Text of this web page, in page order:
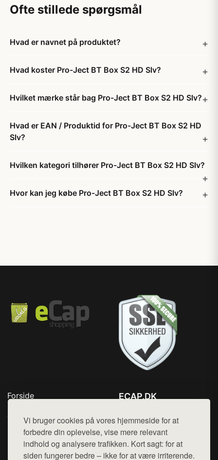
Vi bruger cookies på vores hjemmeside for at
forbedre din oplevelse, vise mere relevant
indhold og analysere trafikken. Kort sagt: for at
siden fungerer bedre – ikke for at være irriterende.
Ofte stillede spørgsmål
Hvad er navnet på produktet?
Hvad koster Pro-Ject BT Box S2 HD Slv?
Hvilket mærke står bag Pro-Ject BT Box S2 HD Slv?
Hvad er EAN / Produktid for Pro-Ject BT Box S2 HD
Slv?
Hvilken kategori tilhører Pro-Ject BT Box S2 HD Slv?
Hvor kan jeg købe Pro-Ject BT Box S2 HD Slv?
Forside
Top Rabatter
Blog
Kontakt
ECAP.DK
Mail: hej@want.dk
Cookie- og privatlivspolitik